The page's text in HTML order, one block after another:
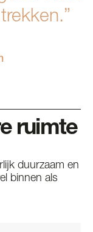
ruimte
duurzaam en
binnen als